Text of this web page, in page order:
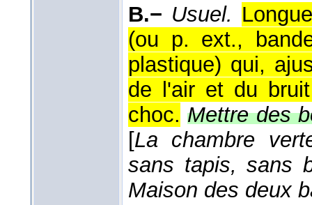
B.− Usuel.
(ou p. ext.,
plastique) qui,
de l'air et du
choc. Mettre des
[La chambre
sans tapis, sans
Maison des deux